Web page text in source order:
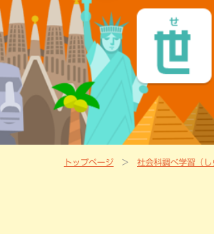
社会科教科書
社会科資料集・ワーク
指導書Webサポート
地歴科・公民科 教科書
資料集・準拠ノート・統計
指導書Webサポート
地図帳・一般書籍
地球儀
トップページ 社会科調べ学習（